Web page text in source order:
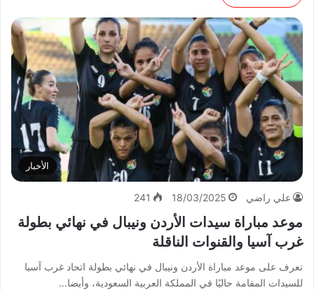
الأخبار
علي راضي 18/03/2025
241
موعد مباراة سيدات الأردن ونيبال في نهائي بطولة
غرب آسيا والقنوات الناقلة
تعرف على موعد مباراة الأردن ونيبال في نهائي بطولة اتحاد غرب آسيا
للسيدات المقامة حاليًا في المملكة العربية السعودية، وأيضا…